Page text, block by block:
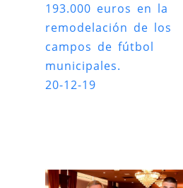
193.000 euros en la
remodelación de los
campos de fútbol
municipales.
20-12-19